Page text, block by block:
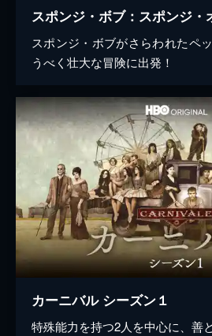
スポンジ・ボブ：スポンジ・
スポンジ・ボブがさらわれたペ
うべく壮大な冒険に出発！
カーニバル シーズン１
特殊能力を持つ2人を中心に、善